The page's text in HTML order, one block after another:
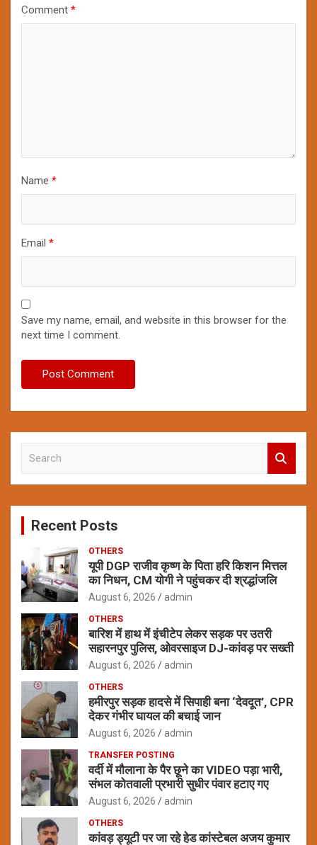
Comment *
Name *
Email *
Save my name, email, and website in this browser for the
next time I comment.
c
Recent Posts
OTHERS
यूपी DGP राजीव कृष्ण के पिता हरि किशन मित्तल
का निधन, CM योगी ने पहुंचकर दी श्रद्धांजलि
August 6, 2026 admin
OTHERS
बारिश में हाथ में इंचीटेप लेकर सड़क पर उतरी
सहारनपुर पुलिस, ओवरसाइज DJ-कांवड़ पर सख्ती
August 6, 2026 admin
OTHERS
हमीरपुर सड़क हादसे में सिपाही बना ‘देवदूत’, CPR
देकर गंभीर घायल की बचाई जान
August 6, 2026 admin
TRANSFER POSTING
वर्दी में मौलाना के पैर छूने का VIDEO पड़ा भारी,
संभल कोतवाली प्रभारी सुधीर पंवार हटाए गए
August 6, 2026 admin
OTHERS
कांवड़ ड्यूटी पर जा रहे हेड कांस्टेबल अजय कुमार